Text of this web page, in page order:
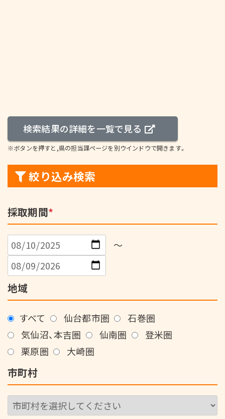
検索結果の詳細を一覧で見る
※ボタンを押すと,県の担当課ページを別ウインドウで開きます。
絞り込み検索
採取期間*
～
地域
すべて 仙台都市圏
石巻圏
気仙沼、本吉圏
仙南圏
登米圏
栗原圏
大崎圏
市町村